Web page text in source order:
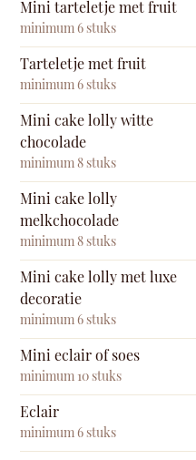
Mini tarteletje met fruit
minimum 6 stuks
Tarteletje met fruit
minimum 6 stuks
Mini cake lolly witte
chocolade
minimum 8 stuks
Mini cake lolly
melkchocolade
minimum 8 stuks
Mini cake lolly met luxe
decoratie
minimum 6 stuks
Mini eclair of soes
minimum 10 stuks
Eclair
minimum 6 stuks